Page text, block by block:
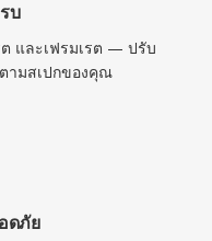
บ
และเฟรมเรต — ปรับ
ามสเปกของคุณ
ดภัย